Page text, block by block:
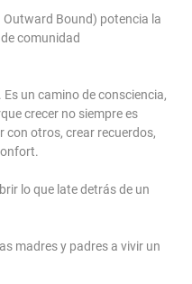
Outward Bound) potencia la
comunidad
un camino de consciencia,
crecer no siempre es
otros, crear recuerdos,
lo que late detrás de un
madres y padres a vivir un